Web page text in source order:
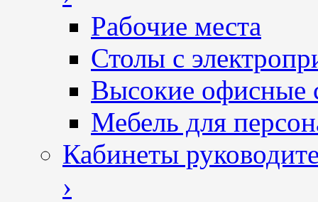
Рабочие места
Столы с
Высокие офисные
Мебель для
Кабинеты
›